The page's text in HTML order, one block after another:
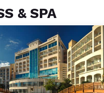
& SPA